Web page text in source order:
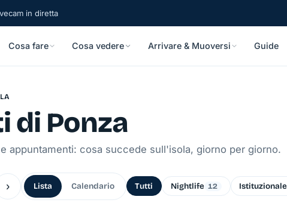
in diretta
Cosa fare Cosa vedere Arrivare & Muoversi Guide
di Ponza
appuntamenti: cosa succede sull'isola, giorno per giorno.
› Lista Calendario Tutti Nightlife 12 Istituzionale